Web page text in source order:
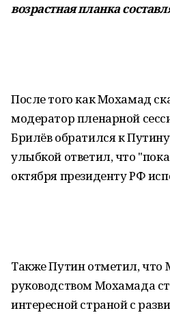
возрастная планка
После того как Мохамад
модератор пленарной
Брилёв обратился к
улыбкой ответил, что
октября президенту РФ
Также Путин отметил, что
руководством Мохамада
интересной страной с